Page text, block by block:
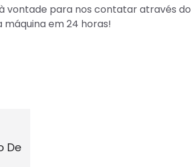
vontade para nos contatar através do
máquina em 24 horas!
De